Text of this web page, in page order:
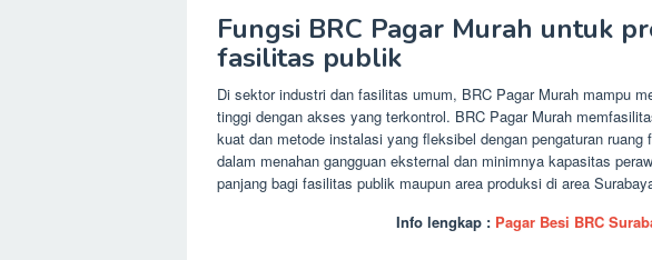
Fungsi BRC Pagar Murah untuk
fasilitas publik
Di sektor industri dan fasilitas umum, BRC Pagar Murah mampu
tinggi dengan akses yang terkontrol. BRC Pagar Murah
kuat dan metode instalasi yang fleksibel dengan pengaturan
dalam menahan gangguan eksternal dan minimnya kapasitas
panjang bagi fasilitas publik maupun area produksi di area
Info lengkap : Pagar Besi BRC